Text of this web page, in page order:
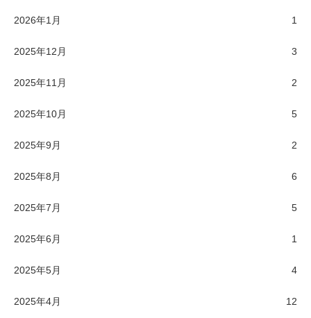
2026年1月 1
2025年12月 3
2025年11月 2
2025年10月 5
2025年9月 2
2025年8月 6
2025年7月 5
2025年6月 1
2025年5月 4
2025年4月 12